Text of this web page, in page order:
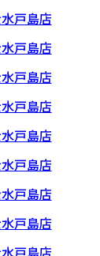
戸島店
戸島店
戸島店
戸島店
戸島店
戸島店
戸島店
戸島店